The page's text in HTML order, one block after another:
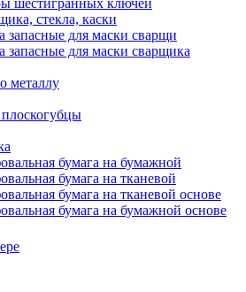
шестигранных ключей
стекла, каски
запасные для маски сварщи
запасные для маски сварщика
металлу
бумага на бумажной
бумага на тканевой
бумага на тканевой основе
бумага на бумажной основе